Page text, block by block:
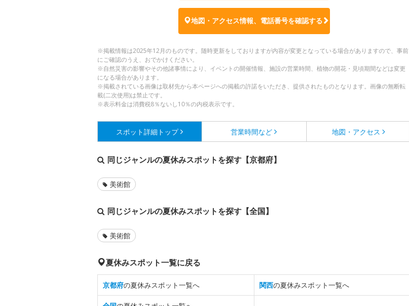
地図・アクセス情報、電話番号を確認する
※掲載情報は2025年12月のものです。随時更新をしておりますが内容が変更となっている場合がありますので、事前
にご確認のうえ、おでかけください。
※自然災害の影響やその他諸事情により、イベントの開催情報、施設の営業時間、植物の開花・見頃期間などは変更
になる場合があります。
※掲載されている画像は取材先から本ページへの掲載の許諾をいただき、提供されたものとなります。画像の無断転
載(二次使用)は禁止です。
※表示料金は消費税8％ないし10％の内税表示です。
スポット詳細 トップ 営業時間など 地図・アクセス
同じジャンルの夏休みスポットを探す【京都府】
美術館
同じジャンルの夏休みスポットを探す【全国】
美術館
夏休みスポット一覧に戻る
京都府の夏休みスポット一覧へ 関西の夏休みスポット一覧へ